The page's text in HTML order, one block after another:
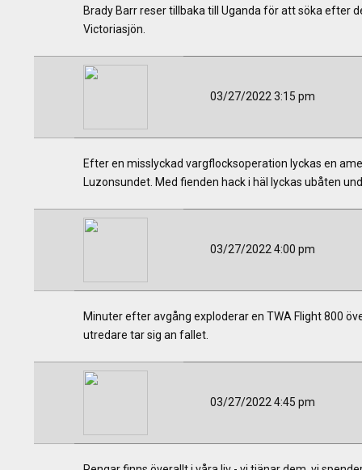
Brady Barr reser tillbaka till Uganda för att söka efter
Victoriasjön.
03/27/2022 3:15 pm
Efter en misslyckad vargflocksoperation lyckas en
Luzonsundet. Med fienden hack i häl lyckas ubåten
03/27/2022 4:00 pm
Minuter efter avgång exploderar en TWA Flight 800
utredare tar sig an fallet.
03/27/2022 4:45 pm